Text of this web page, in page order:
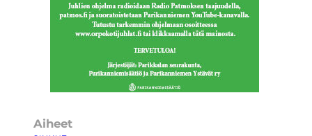
Aiheet